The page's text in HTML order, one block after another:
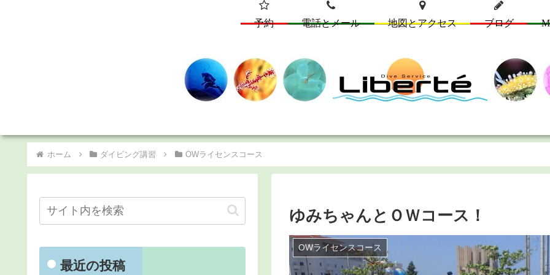
予約 電話とメール 地図とアクセス ブログ
ホーム ダイビング講習 OWライセンスコース
ゆみちゃんとＯＷコース！
OWライセンスコース
最近の投稿